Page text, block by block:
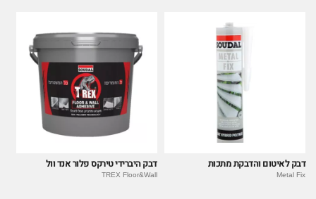
דבק לאיטום והדבקת מתכות
Metal Fix
דבק היברידי טירקס פלור אנד וול
TREX Floor&Wall